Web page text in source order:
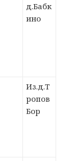
д.Бабк
ино
Из.д.Т
ропов
Бор